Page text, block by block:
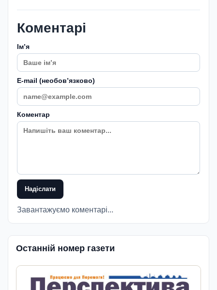
Коментарі
Імʼя
E-mail (необовʼязково)
Коментар
Надіслати
Завантажуємо коментарі...
Останній номер газети